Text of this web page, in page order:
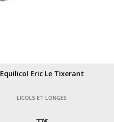
Equilicol Eric Le Tixerant
LICOLS ET LONGES